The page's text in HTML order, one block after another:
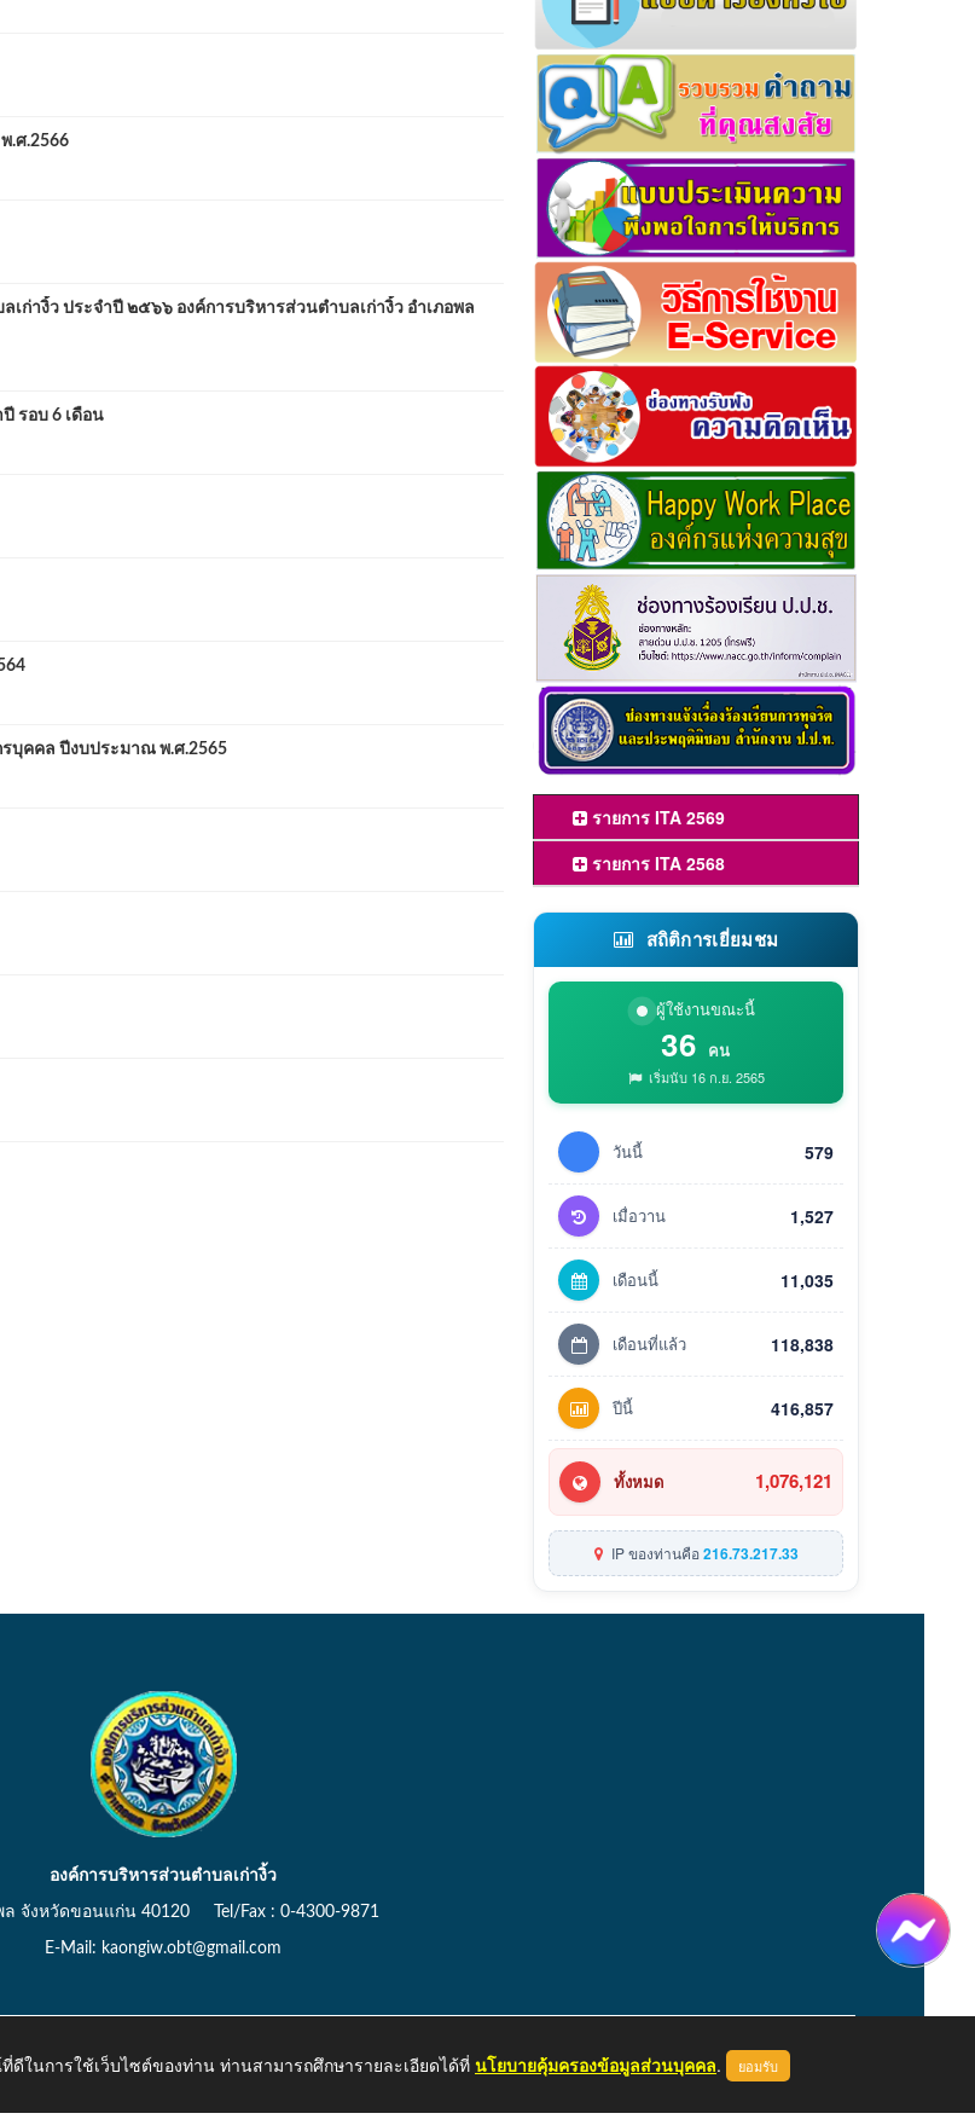
.ศ.2566
างิ้ว ประจำปี ๒๕๖๖ องค์การบริหารส่วนตำบลเก่างิ้ว อำเภอพล
รอบ 6 เดือน
บุคคล ปีงบประมาณ พ.ศ.2565
รายการ ITA 2569
รายการ ITA 2568
สถิติการเยี่ยมชม
ผู้ใช้งานขณะนี้
36 คน
เริ่มนับ 16 ก.ย. 2565
วันนี้ 579
เมื่อวาน 1,527
เดือนนี้ 11,035
เดือนที่แล้ว 118,838
ปีนี้ 416,857
ทั้งหมด 1,076,121
IP ของท่านคือ216.73.217.33
องค์การบริหารส่วนตำบลเก่างิ้ว
ล จังหวัดขอนแก่น 40120 Tel/Fax : 0-4300-9871
E-Mail: kaongiw.obt@gmail.com
หน้าแรก ผู้ดูแลระบบ
ในการใช้เว็บไซต์ของท่าน ท่านสามารถศึกษารายละเอียดได้ที่ นโยบายคุ้มครองข้อมูลส่วนบุคคล. ยอมรับ